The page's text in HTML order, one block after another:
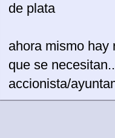
de plata
ahora mismo hay
que se
accionista/